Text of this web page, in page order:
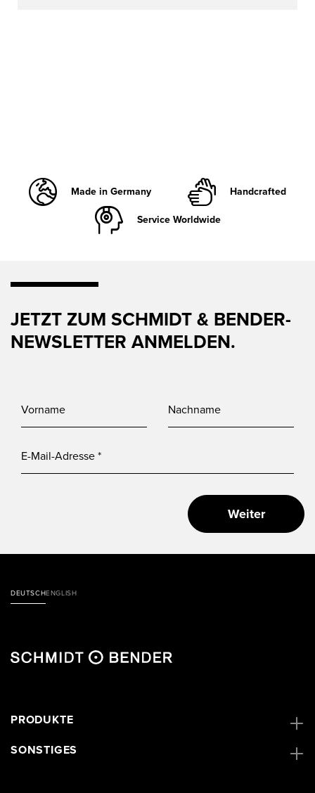
Made in Germany
Handcrafted
Service Worldwide
DEUTSCHENGLISH
PRODUKTE
SONSTIGES
JETZT ZUM SCHMIDT & BENDER-
NEWSLETTER ANMELDEN.
Weiter